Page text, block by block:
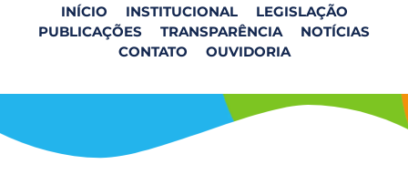
INÍCIO INSTITUCIONAL
LEGISLAÇÃO
PUBLICAÇÕES
TRANSPARÊNCIA
NOTÍCIAS
CONTATO
OUVIDORIA
Está aberta a Consulta